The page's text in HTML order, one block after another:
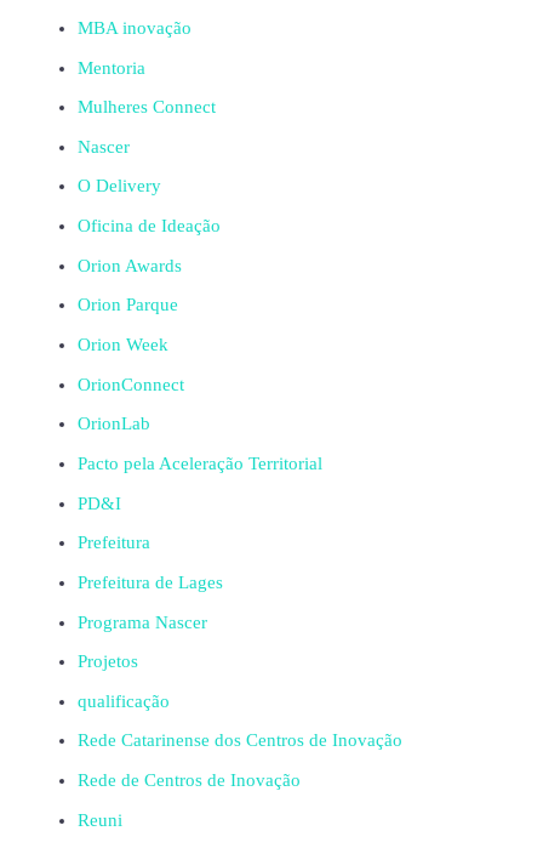
MBA inovação
Mentoria
Mulheres Connect
Nascer
O Delivery
Oficina de Ideação
Orion Awards
Orion Parque
Orion Week
OrionConnect
OrionLab
Pacto pela Aceleração Territorial
PD&I
Prefeitura
Prefeitura de Lages
Programa Nascer
Projetos
qualificação
Rede Catarinense dos Centros de Inovação
Rede de Centros de Inovação
Reuni